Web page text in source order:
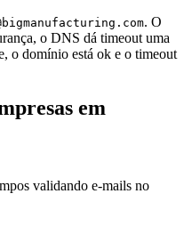
. O
o DNS dá timeout uma
o domínio está ok e o timeout
em
validando e-mails no